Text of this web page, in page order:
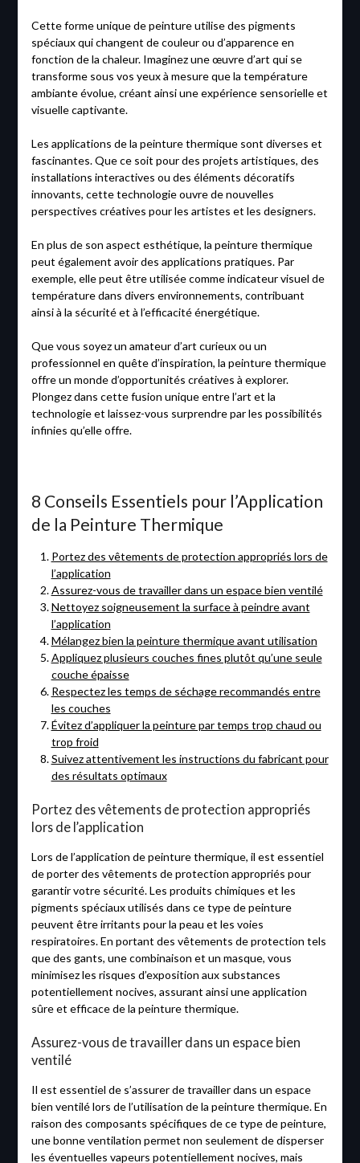
Cette forme unique de peinture utilise des pigments
spéciaux qui changent de couleur ou d’apparence en
fonction de la chaleur. Imaginez une œuvre d’art qui se
transforme sous vos yeux à mesure que la température
ambiante évolue, créant ainsi une expérience sensorielle et
visuelle captivante.
Les applications de la peinture thermique sont diverses et
fascinantes. Que ce soit pour des projets artistiques, des
installations interactives ou des éléments décoratifs
innovants, cette technologie ouvre de nouvelles
perspectives créatives pour les artistes et les designers.
En plus de son aspect esthétique, la peinture thermique
peut également avoir des applications pratiques. Par
exemple, elle peut être utilisée comme indicateur visuel de
température dans divers environnements, contribuant
ainsi à la sécurité et à l’efficacité énergétique.
Que vous soyez un amateur d’art curieux ou un
professionnel en quête d’inspiration, la peinture thermique
offre un monde d’opportunités créatives à explorer.
Plongez dans cette fusion unique entre l’art et la
technologie et laissez-vous surprendre par les possibilités
infinies qu’elle offre.
8 Conseils Essentiels pour l’Application
de la Peinture Thermique
Portez des vêtements de protection appropriés lors de
l’application
Assurez-vous de travailler dans un espace bien ventilé
Nettoyez soigneusement la surface à peindre avant
l’application
Mélangez bien la peinture thermique avant utilisation
Appliquez plusieurs couches fines plutôt qu’une seule
couche épaisse
Respectez les temps de séchage recommandés entre
les couches
Évitez d’appliquer la peinture par temps trop chaud ou
trop froid
Suivez attentivement les instructions du fabricant pour
des résultats optimaux
Portez des vêtements de protection appropriés
lors de l’application
Lors de l’application de peinture thermique, il est essentiel
de porter des vêtements de protection appropriés pour
garantir votre sécurité. Les produits chimiques et les
pigments spéciaux utilisés dans ce type de peinture
peuvent être irritants pour la peau et les voies
respiratoires. En portant des vêtements de protection tels
que des gants, une combinaison et un masque, vous
minimisez les risques d’exposition aux substances
potentiellement nocives, assurant ainsi une application
sûre et efficace de la peinture thermique.
Assurez-vous de travailler dans un espace bien
ventilé
Il est essentiel de s’assurer de travailler dans un espace
bien ventilé lors de l’utilisation de la peinture thermique. En
raison des composants spécifiques de ce type de peinture,
une bonne ventilation permet non seulement de disperser
les éventuelles vapeurs potentiellement nocives, mais